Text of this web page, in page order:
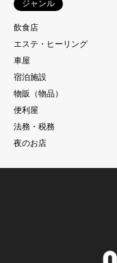
ジャンル
飲食店
エステ・ヒーリング
車屋
宿泊施設
物販（物品）
便利屋
法務・税務
夜のお店